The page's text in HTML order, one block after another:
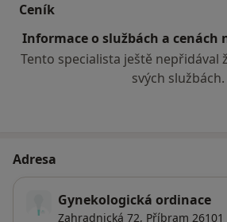
Ceník
Informace o službách a cenách
Tento specialista ještě nepřidával
svých službách.
Adresa
Gynekologická ordinace
Zahradnická 72, Příbram 26101